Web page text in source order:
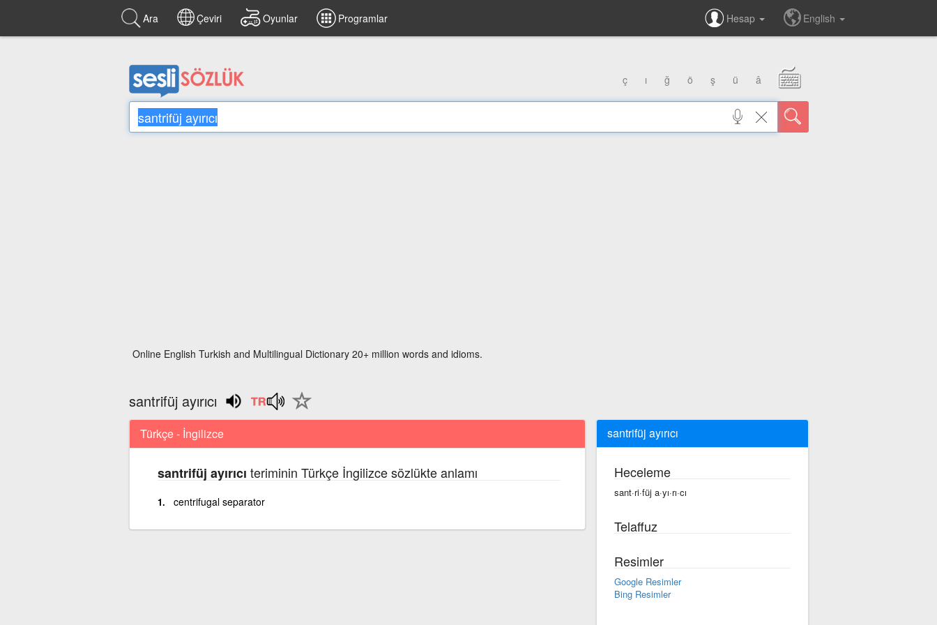
Ara Çeviri Oyunlar Programlar Hesap English
ç ı ğ ö ş ü â
Online English Turkish and Multilingual Dictionary 20+ million words and idioms.
santrifüj ayırıcı
Türkçe - İngilizce
santrifüj ayırıcı teriminin Türkçe İngilizce sözlükte anlamı
centrifugal separator
santrifüj ayırıcı
Heceleme
sant·ri·füj a·yı·rı·cı
Telaffuz
Resimler
Google Resimler
Bing Resimler